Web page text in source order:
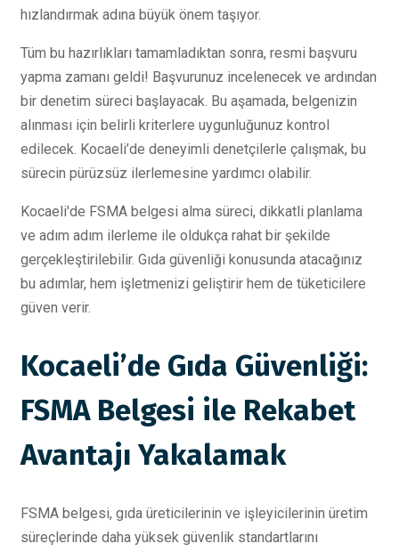
hızlandırmak adına büyük önem taşıyor.
Tüm bu hazırlıkları tamamladıktan sonra, resmi başvuru
yapma zamanı geldi! Başvurunuz incelenecek ve ardından
bir denetim süreci başlayacak. Bu aşamada, belgenizin
alınması için belirli kriterlere uygunluğunuz kontrol
edilecek. Kocaeli’de deneyimli denetçilerle çalışmak, bu
sürecin pürüzsüz ilerlemesine yardımcı olabilir.
Kocaeli'de FSMA belgesi alma süreci, dikkatli planlama
ve adım adım ilerleme ile oldukça rahat bir şekilde
gerçekleştirilebilir. Gıda güvenliği konusunda atacağınız
bu adımlar, hem işletmenizi geliştirir hem de tüketicilere
güven verir.
Kocaeli’de Gıda Güvenliği:
FSMA Belgesi ile Rekabet
Avantajı Yakalamak
FSMA belgesi, gıda üreticilerinin ve işleyicilerinin üretim
süreçlerinde daha yüksek güvenlik standartlarını